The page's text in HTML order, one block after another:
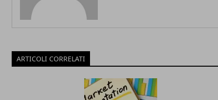
ARTICOLI CORRELATI